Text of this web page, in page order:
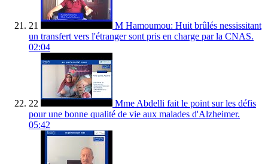
21
M Hamoumou: Huit brûlés nessissitant
un transfert vers l'étranger sont pris en charge par la CNAS.
02:04
22
Mme Abdelli fait le point sur les défis
pour une bonne qualité de vie aux malades d'Alzheimer.
05:42